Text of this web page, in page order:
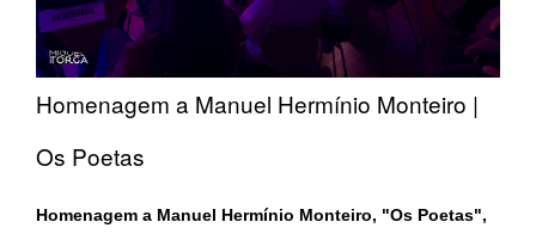
Homenagem a Manuel Hermínio Monteiro |
Os Poetas
Homenagem a Manuel Hermínio Monteiro, "Os Poetas",